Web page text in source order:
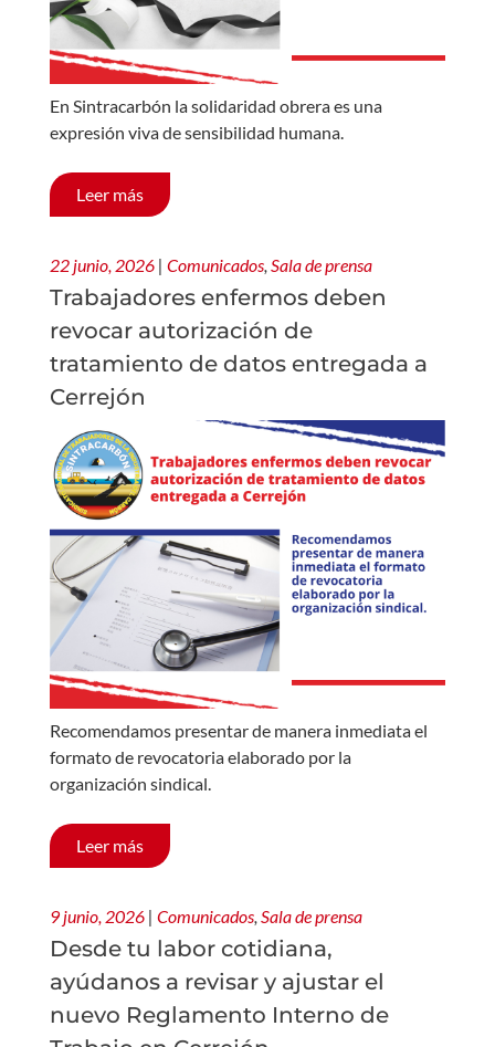
En Sintracarbón la solidaridad obrera es una
expresión viva de sensibilidad humana.
Leer más
22 junio, 2026 | Comunicados, Sala de prensa
Trabajadores enfermos deben
revocar autorización de
tratamiento de datos entregada a
Cerrejón
Recomendamos presentar de manera inmediata el
formato de revocatoria elaborado por la
organización sindical.
Leer más
9 junio, 2026 | Comunicados, Sala de prensa
Desde tu labor cotidiana,
ayúdanos a revisar y ajustar el
nuevo Reglamento Interno de